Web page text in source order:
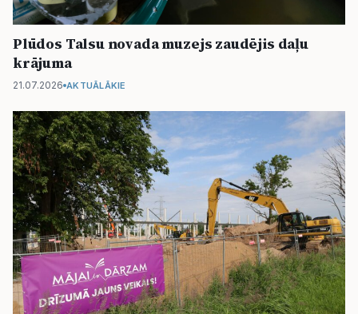
Plūdos Talsu novada muzejs zaudējis daļu
krājuma
21.07.2026 AKTUĀLĀKIE